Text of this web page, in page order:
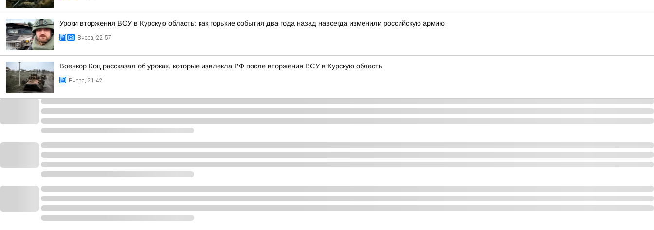
Уроки вторжения ВСУ в Курскую область: как горькие события два года назад навсегда изменили российскую армию
Вчера, 22:57
Военкор Коц рассказал об уроках, которые извлекла РФ после вторжения ВСУ в Курскую область
Вчера, 21:42